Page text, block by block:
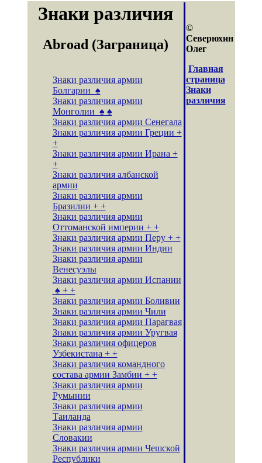
Знаки различия
Abroad (Заграница)
Знаки различия армии
Болгарии ♠
Знаки различия армии
Монголии ♠ ♠
Знаки различия армии Сенегала
Знаки различия армии Греции +
+
Знаки различия армии Ирана +
+
Знаки различия албанской
армии
Знаки различия армии
Бразилии + +
Знаки различия армии
Оттоманской империи + +
Знаки различия армии Перу + +
Знаки различия армии Индии
Знаки различия армии
Венесуэлы
Знаки различия армии Испании
♠ + +
Знаки различия армии Боливии
Знаки различия армии Чили
Знаки различия армии Парагвая
Знаки различия армии Уругвая
Знаки различия офицеров
Узбекистана + +
Знаки различия командного
состава армии Замбии + +
Знаки различия армии
Румынии
Знаки различия армии
Таиланда
Знаки различия армии
Словакии
Знаки различия армии Чешской
Республики
©
Северюхин
Олег
Главная
страница
Знаки
различия